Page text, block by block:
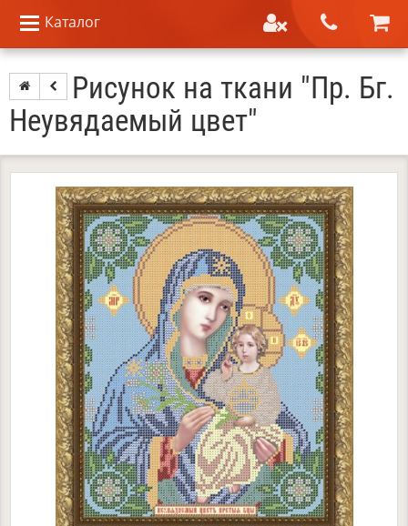
Каталог
Рисунок на ткани "Пр. Бг.
Неувядаемый цвет"